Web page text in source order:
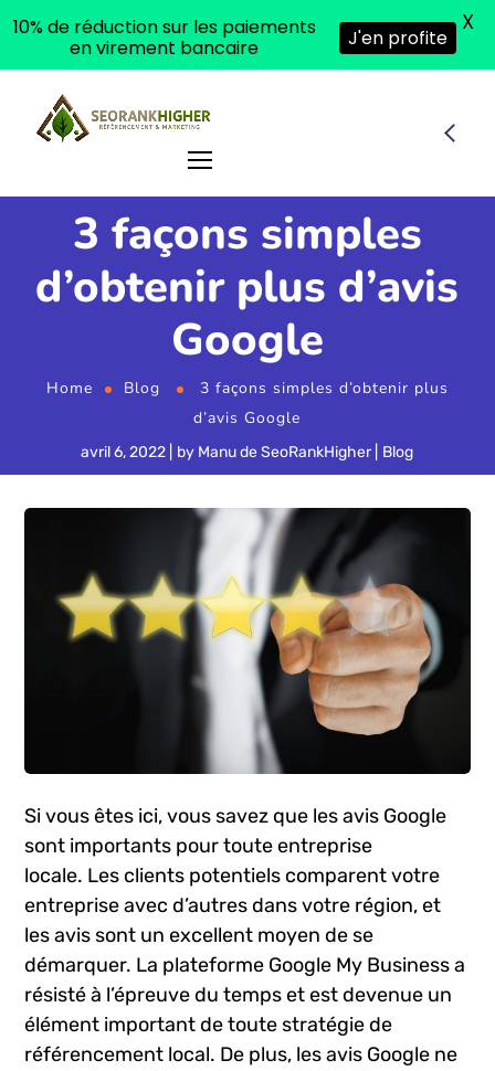
3 façons simples
d’obtenir plus d’avis
Google
Home Blog
3 façons simples d’obtenir plus
d’avis Google
avril 6, 2022 by Manu de SeoRankHigher Blog
Si vous êtes ici, vous savez que les avis Google
sont importants pour toute entreprise
locale. Les clients potentiels comparent votre
entreprise avec d’autres dans votre région, et
les avis sont un excellent moyen de se
démarquer. La plateforme Google My Business a
résisté à l’épreuve du temps et est devenue un
élément important de toute stratégie de
référencement local. De plus, les avis Google ne
10% de réduction sur les paiements
en virement bancaire
J'en profite
X